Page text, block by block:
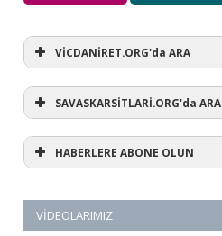
VİCDANİRET.ORG'da ARA
SAVASKARSİTLARİ.ORG'da ARA
HABERLERE ABONE OLUN
VIDEOLARIMIZ